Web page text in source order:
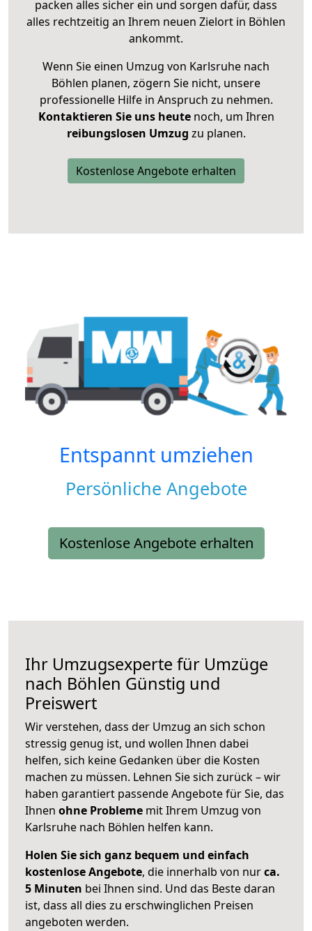
packen alles sicher ein und sorgen dafür, dass
alles rechtzeitig an Ihrem neuen Zielort in Böhlen
ankommt.
Wenn Sie einen Umzug von Karlsruhe nach
Böhlen planen, zögern Sie nicht, unsere
professionelle Hilfe in Anspruch zu nehmen.
Kontaktieren Sie uns heutenoch, um Ihren
reibungslosen Umzug zu planen.
Kostenlose Angebote erhalten
Entspannt umziehen
Persönliche Angebote
Kostenlose Angebote erhalten
Ihr Umzugsexperte für Umzüge
nach Böhlen Günstig und
Preiswert
Wir verstehen, dass der Umzug an sich schon
stressig genug ist, und wollen Ihnen dabei
helfen, sich keine Gedanken über die Kosten
machen zu müssen. Lehnen Sie sich zurück – wir
haben garantiert passende Angebote für Sie, das
Ihnen ohne Probleme mit Ihrem Umzug von
Karlsruhe nach Böhlen helfen kann.
Holen Sie sich ganz bequem und einfach
kostenlose Angebote, die innerhalb von nurca.
5 Minuten bei Ihnen sind. Und das Beste daran
ist, dass all dies zu erschwinglichen Preisen
angeboten werden.